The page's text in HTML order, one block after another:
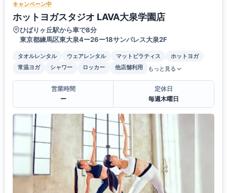
キャンペーン中
ホットヨガスタジオ LAVA大泉学園店
ひばりヶ丘駅から車で8分
東京都練馬区東大泉4ー26ー18サンパレス大泉2F
タオルレンタル ウェアレンタル マットピラティス
ホットヨガ
常温ヨガ
シャワー ロッカー 他店舗利用 もっと見る
営業時間
ー
定休日
毎週木曜日